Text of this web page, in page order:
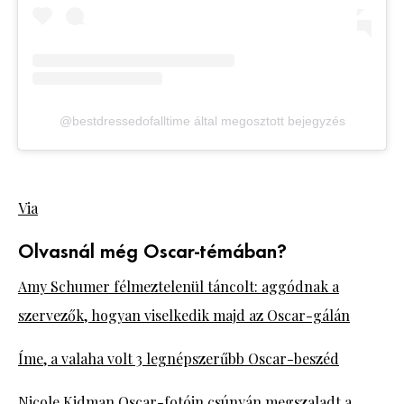
@bestdressedofalltime által megosztott bejegyzés
Via
Olvasnál még Oscar-témában?
Amy Schumer félmeztelenül táncolt: aggódnak a
szervezők, hogyan viselkedik majd az Oscar-gálán
Íme, a valaha volt 3 legnépszerűbb Oscar-beszéd